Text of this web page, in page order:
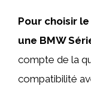
Pour choisir
une BMW
compte de la
compatibilité